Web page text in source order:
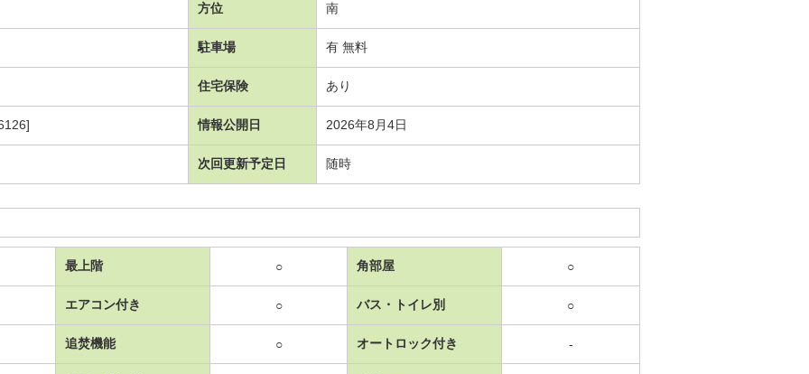
方位 南
駐車場 有 無料
住宅保険 あり
情報公開日 2026年8月4日
次回更新予定日 随時
最上階 ○ 角部屋 ○
エアコン付き ○ バス・トイレ別 ○
追焚機能 ○ オートロック付き -